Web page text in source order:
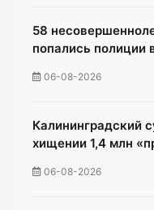
58
попались полиции
06-08-2026
Калининградский
хищении 1,4 млн
06-08-2026